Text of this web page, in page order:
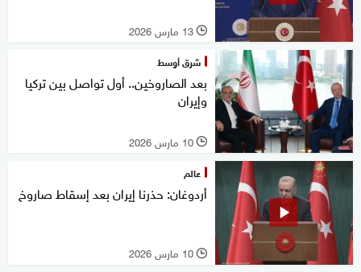
l 13 مارس 2026
شرق أوسط
بعد الصاروخين.. أول تواصل بين تركيا
وإيران
l 10 مارس 2026
عالم
أردوغان: حذرنا إيران بعد إسقاط صاروخ
l 10 مارس 2026